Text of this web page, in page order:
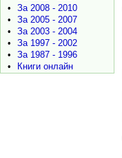
•
За 2008 - 2010
•
За 2005 - 2007
•
За 2003 - 2004
•
За 1997 - 2002
•
За 1987 - 1996
•
Книги онлайн